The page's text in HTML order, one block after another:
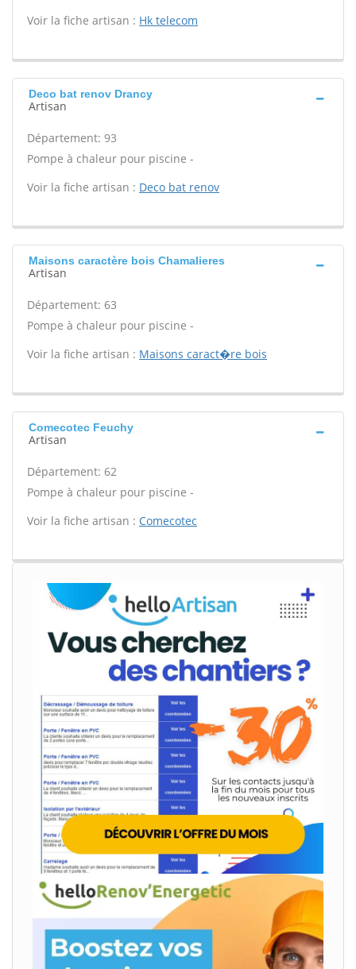
Voir la fiche artisan : Hk telecom
Deco bat renov Drancy
Artisan
Département: 93
Pompe à chaleur pour piscine -
Voir la fiche artisan : Deco bat renov
Maisons caractère bois Chamalieres
Artisan
Département: 63
Pompe à chaleur pour piscine -
Voir la fiche artisan : Maisons caract�re bois
Comecotec Feuchy
Artisan
Département: 62
Pompe à chaleur pour piscine -
Voir la fiche artisan : Comecotec